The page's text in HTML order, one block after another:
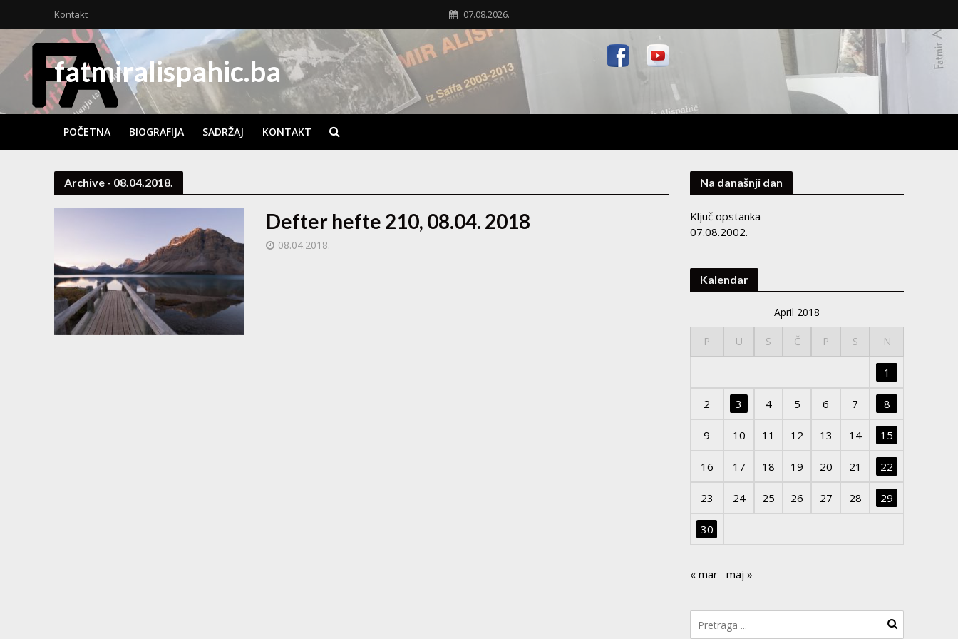
Kontakt 07.08.2026.
fatmiralispahic.ba
POČETNA BIOGRAFIJA SADRŽAJ KONTAKT
Archive - 08.04.2018.
Defter hefte 210, 08.04. 2018
08.04.2018.
Na današnji dan
Ključ opstanka
07.08.2002.
Kalendar
April 2018
P U S Č P S N
1
2 3 4 5 6 7 8
9 10 11 12 13 14 15
16 17 18 19 20 21 22
23 24 25 26 27 28 29
30
« mar maj »